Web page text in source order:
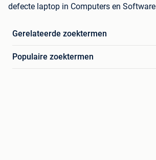
defecte laptop in Computers en Software
Gerelateerde zoektermen
Populaire zoektermen